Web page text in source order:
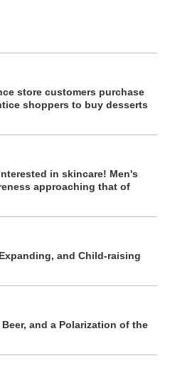
store customers purchase
shoppers to buy desserts
in skincare! Men's
approaching that of
and Child-raising
and a Polarization of the